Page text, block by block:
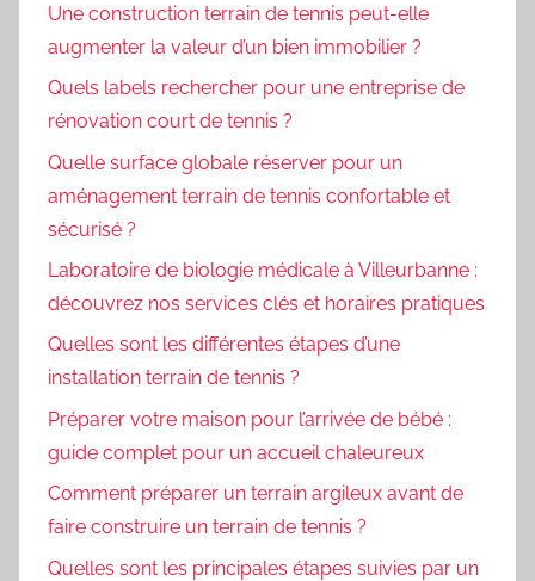
Une construction terrain de tennis peut-elle
augmenter la valeur d’un bien immobilier ?
Quels labels rechercher pour une entreprise de
rénovation court de tennis ?
Quelle surface globale réserver pour un
aménagement terrain de tennis confortable et
sécurisé ?
Laboratoire de biologie médicale à Villeurbanne :
découvrez nos services clés et horaires pratiques
Quelles sont les différentes étapes d’une
installation terrain de tennis ?
Préparer votre maison pour l’arrivée de bébé :
guide complet pour un accueil chaleureux
Comment préparer un terrain argileux avant de
faire construire un terrain de tennis ?
Quelles sont les principales étapes suivies par un